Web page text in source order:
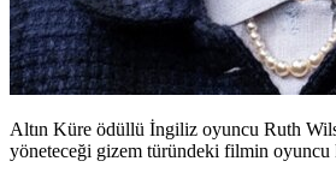
Altın Küre ödüllü İngiliz oyuncu Ruth
yöneteceği gizem türündeki filmin oyuncu